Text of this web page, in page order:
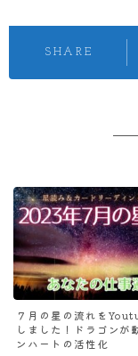
SHARE
７月の星の流れを
しました！ドラゴンが
ンハートの活性化